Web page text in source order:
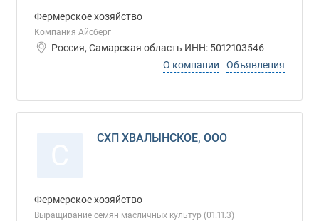
Фермерское хозяйство
Компания Айсберг
Россия, Самарская область ИНН: 5012103546
О компании
Объявления
СХП ХВАЛЫНСКОЕ, ООО
Фермерское хозяйство
Выращивание семян масличных культур (01.11.3)